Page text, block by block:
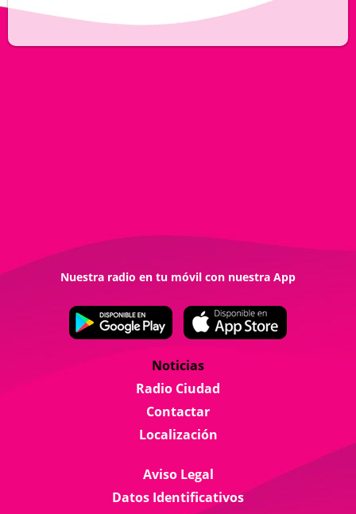
Noticias
Radio Ciudad
Contactar
Localización
Aviso Legal
Datos Identificativos
Nuestra radio en tu móvil con nuestra App